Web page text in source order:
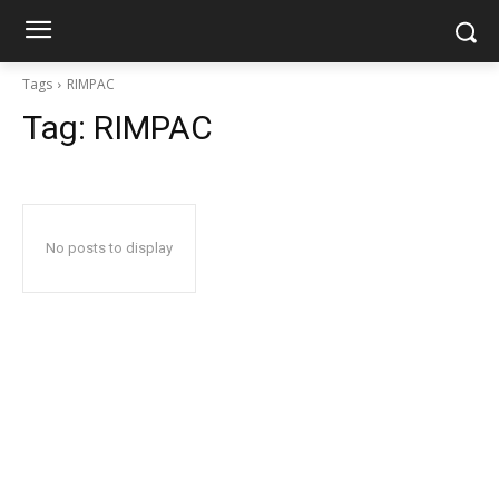
Tags RIMPAC
Tag: RIMPAC
No posts to display